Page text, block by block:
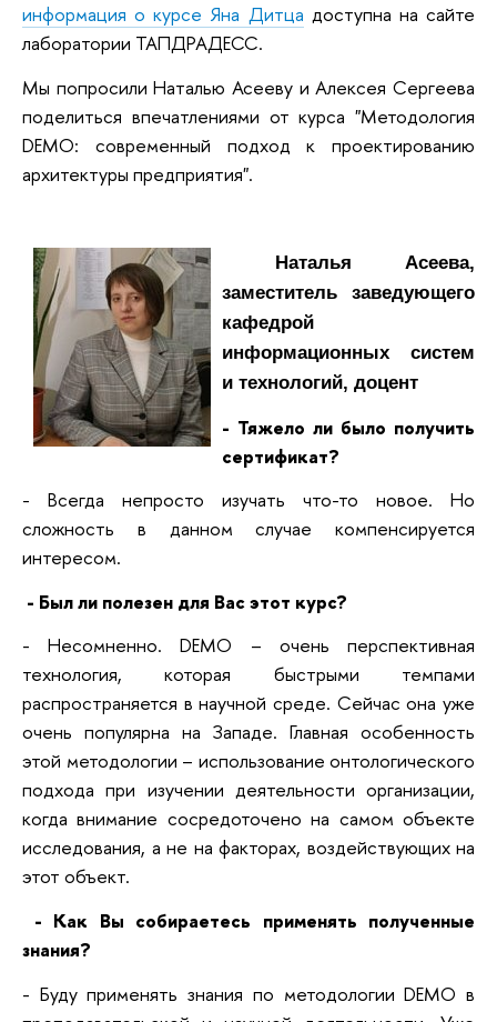
информация о курсе Яна Дитца доступна на сайте
лаборатории ТАПДРАДЕСС.
Мы попросили Наталью Асееву и Алексея Сергеева
поделиться впечатлениями от курса "Методология
DEMO: современный подход к проектированию
архитектуры предприятия".
Наталья Асеева,
заместитель заведующего
кафедрой
информационных систем
и технологий, доцент
- Тяжело ли было получить
сертификат?
- Всегда непросто изучать что-то новое. Но
сложность в данном случае компенсируется
интересом.
- Был ли полезен для Вас этот курс?
- Несомненно. DEMO – очень перспективная
технология, которая быстрыми темпами
распространяется в научной среде. Сейчас она уже
очень популярна на Западе. Главная особенность
этой методологии – использование онтологического
подхода при изучении деятельности организации,
когда внимание сосредоточено на самом объекте
исследования, а не на факторах, воздействующих на
этот объект.
- Как Вы собираетесь применять полученные
знания?
- Буду применять знания по методологии DEMO в